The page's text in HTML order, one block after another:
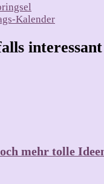
Kalender
mehr tolle